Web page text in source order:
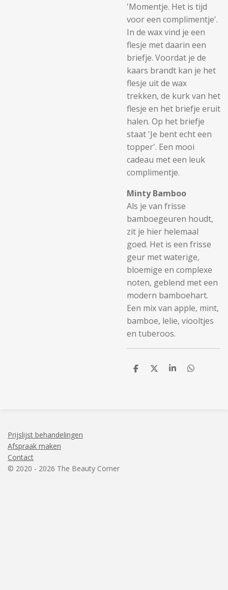
'Momentje. Het is tijd
voor een complimentje'.
In de wax vind je een
flesje met daarin een
briefje. Voordat je de
kaars brandt kan je het
flesje uit de wax
trekken, de kurk van het
flesje en het briefje eruit
halen. Op het briefje
staat 'Je bent echt een
topper'. Een mooi
cadeau met een leuk
complimentje.
Minty Bamboo
Als je van frisse
bamboegeuren houdt,
zit je hier helemaal
goed. Het is een frisse
geur met waterige,
bloemige en complexe
noten, geblend met een
modern bamboehart.
Een mix van apple, mint,
bamboe, lelie, viooltjes
en tuberoos.
D
D
S
D
Prijslijst behandelingen
Afspraak maken
Contact
© 2020 - 2026 The Beauty Corner